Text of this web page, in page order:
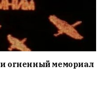
огненный мемориал